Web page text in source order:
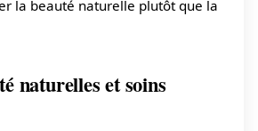
la beauté naturelle plutôt que la
naturelles et soins